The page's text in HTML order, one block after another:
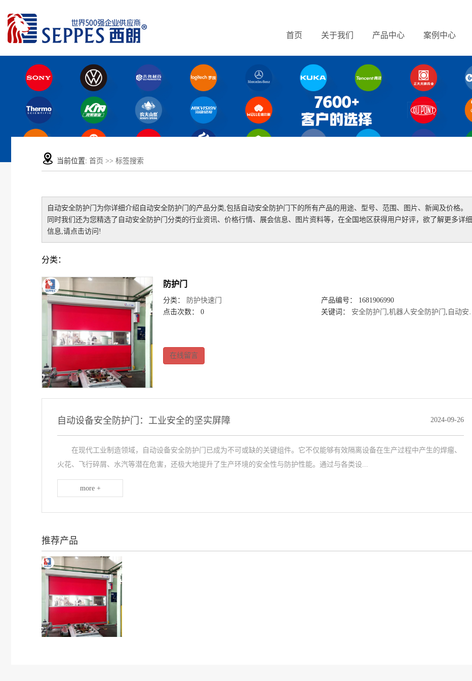
首页 关于我们 产品中心 案例中心
当前位置: 首页 >> 标签搜索
自动安全防护门 为你详细介绍 自动安全防护门 的产品分类,包括 自动安全防护门
下的所有产品的用途、型号、范围、图片、新闻及价格。
同时我们还为您精选了 自动安全防护门 分类的行业资讯、价格行情、展会信息、图片资料等，在全国地区获得用户好评，欲了解更多详细
信息,请点击访问!
分类：
防护门
分类： 防护快速门
产品编号： 1681906990
点击次数： 0
关键词： 安全防护门 ,机器人安全防护门 , 自动安全防护门
在线留言
自动设备安全防护门：工业安全的坚实屏障 2024-09-26
在现代工业制造领域，自动设备安全防护门已成为不可或缺的关键组件。它不仅能够有效隔离设备在生产过程中产生的焊瘤、
火花、飞行碎屑、水汽等潜在危害，还极大地提升了生产环境的安全性与防护性能。通过与各类设...
more +
推荐产品